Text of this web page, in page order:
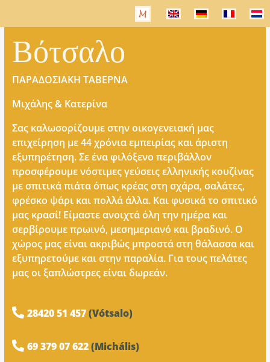
Βότσαλο
ΠΑΡΑΔΟΣΙΑΚΗ ΤΑΒΕΡΝΑ
Μιχάλης & Κατερίνα
Σας καλωσορίζουμε στην οικογενειακή μας
επιχείρηση με 44 χρόνια εμπειρίας και άριστη
εξυπηρέτηση. Σε ένα φιλόξενο περιβάλλον
προσφέρουμε νόστιμες γεύσεις ελληνικής κουζίνας
με σπιτικά πιάτα όπως κρέας στη σχάρα, σαλάτες,
φρέσκο ψάρι και πολλά άλλα. Και φυσικά το σπιτικό
μας κρασί! Είμαστε ανοιχτά όλη την ημέρα και
σερβίρουμε πρωινό, μεσημεριανό και βραδινό. Ο
χώρος μας είναι ακριβώς μπροστά στη θάλασσα και
εξυπηρετούμε και στην παραλία. Για τους πελάτες
μας οι ξαπλώστρες είναι δωρεάν.
 28420 51 457(Vótsalo)
 69 379 07 622(Michális)